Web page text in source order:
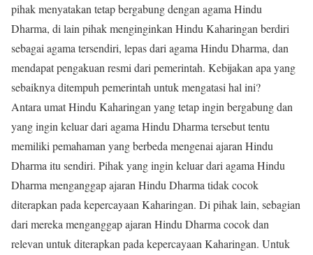
pihak menyatakan tetap bergabung dengan agama Hindu
Dharma, di lain pihak menginginkan Hindu Kaharingan berdiri
sebagai agama tersendiri, lepas dari agama Hindu Dharma, dan
mendapat pengakuan resmi dari pemerintah. Kebijakan apa yang
sebaiknya ditempuh pemerintah untuk mengatasi hal ini?
Antara umat Hindu Kaharingan yang tetap ingin bergabung dan
yang ingin keluar dari agama Hindu Dharma tersebut tentu
memiliki pemahaman yang berbeda mengenai ajaran Hindu
Dharma itu sendiri. Pihak yang ingin keluar dari agama Hindu
Dharma menganggap ajaran Hindu Dharma tidak cocok
diterapkan pada kepercayaan Kaharingan. Di pihak lain, sebagian
dari mereka menganggap ajaran Hindu Dharma cocok dan
relevan untuk diterapkan pada kepercayaan Kaharingan. Untuk